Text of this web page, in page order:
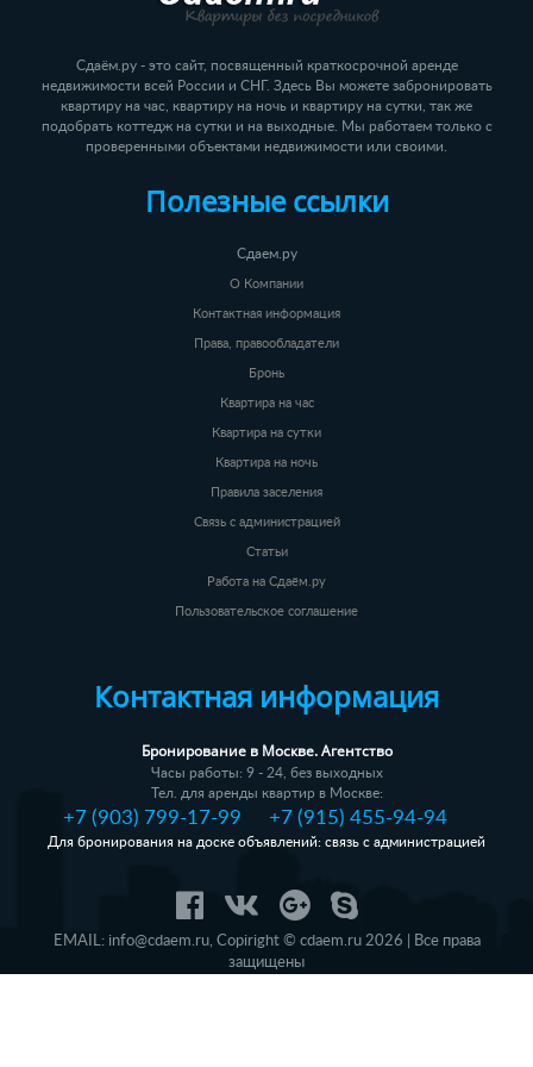
Сдаём.ру - это сайт, посвященный краткосрочной аренде
недвижимости всей России и СНГ. Здесь Вы можете забронировать
квартиру на час, квартиру на ночь и квартиру на сутки, так же
подобрать коттедж на сутки и на выходные. Мы работаем только с
проверенными объектами недвижимости или своими.
Полезные ссылки
Сдаем.ру
О Компании
Контактная информация
Права, правообладатели
Бронь
Квартира на час
Квартира на сутки
Квартира на ночь
Правила заселения
Связь с администрацией
Статьи
Работа на Сдаём.ру
Пользовательское соглашение
Контактная информация
Бронирование в Москве. Агентство
Часы работы: 9 - 24, без выходных
Тел. для аренды квартир в Москве:
+7 (903) 799-17-99 +7 (915) 455-94-94
Для бронирования на доске объявлений: связь с администрацией
EMAIL: info@cdaem.ru, Copiright © cdaem.ru 2026 | Все права
защищены